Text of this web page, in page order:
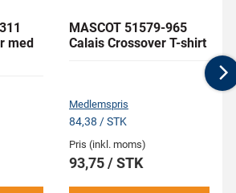
med
MASCOT 51579-965
Calais Crossover T-shirt
Medlemspris
84,38 / STK
Pris (inkl. moms)
93,75 / STK